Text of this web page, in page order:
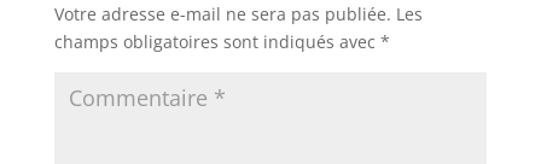
Votre adresse e-mail ne sera pas publiée. Les
champs obligatoires sont indiqués avec *